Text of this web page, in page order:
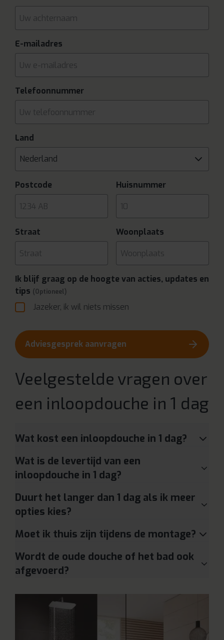
E-mailadres
Telefoonnummer
Land
Nederland
Postcode Huisnummer
Straat Woonplaats
Ik blijf graag op de hoogte van acties, updates en
tips (Optioneel)
Jazeker, ik wil niets missen
Adviesgesprek aanvragen
Veelgestelde vragen over
een inloopdouche in 1 dag
Wat kost een inloopdouche in 1 dag?
Wat is de levertijd van een
inloopdouche in 1 dag?
Duurt het langer dan 1 dag als ik meer
opties kies?
Moet ik thuis zijn tijdens de montage?
Wordt de oude douche of het bad ook
afgevoerd?